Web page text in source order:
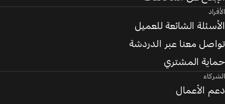
الأفراد
الأسئلة الشائعة للعميل
تواصل معنا عبر الدردشة
حماية المشتري
الشركاء
دعم الأعمال